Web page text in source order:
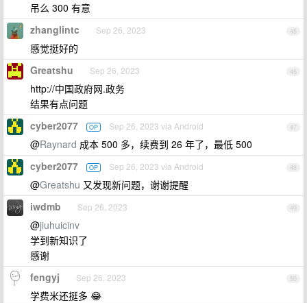
吊么 300 有意
45
zhanglintc Sep 26, 2023
感觉挺好的
46
Greatshu Sep 26, 2023
http://中国政府网.政务
结果有点问题
47
cyber2077 OP Sep 26, 2023 via Android
@Raynard 成本 500 多，续费到 26 年了，最低 500
48
cyber2077 OP Sep 26, 2023 via Android
@Greatshu 又发现新问题，谢谢提醒
49
iwdmb Sep 26, 2023
@jiuhuicinv
学到新知识了
感谢
50
fengyj Sep 26, 2023
学费米还挺多 😂